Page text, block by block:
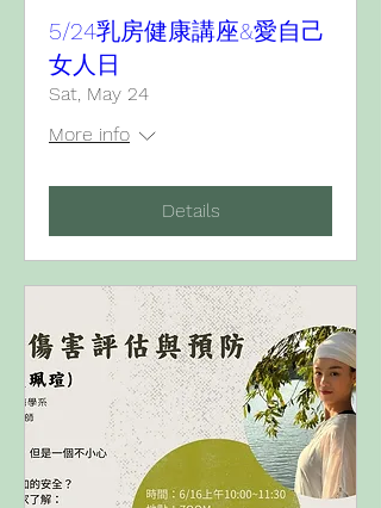
5/24乳房健康講座&愛自己
女人日
Sat, May 24
More info
Details